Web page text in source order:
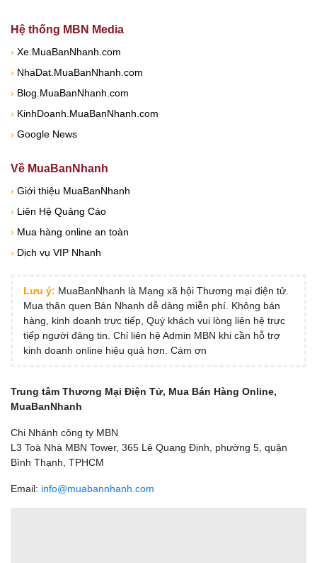
Hệ thống MBN Media
› Xe.MuaBanNhanh.com
› NhaDat.MuaBanNhanh.com
› Blog.MuaBanNhanh.com
› KinhDoanh.MuaBanNhanh.com
› Google News
Về MuaBanNhanh
› Giới thiệu MuaBanNhanh
› Liên Hệ Quảng Cáo
› Mua hàng online an toàn
› Dịch vụ VIP Nhanh
Lưu ý: MuaBanNhanh là Mạng xã hội Thương mại điện tử.
Mua thân quen Bán Nhanh dễ dàng miễn phí. Không bán
hàng, kinh doanh trực tiếp, Quý khách vui lòng liên hệ trực
tiếp người đăng tin. Chỉ liên hệ Admin MBN khi cần hỗ trợ
kinh doanh online hiệu quả hơn. Cám ơn
Trung tâm Thương Mại Điện Tử, Mua Bán Hàng Online,
MuaBanNhanh
Chi Nhánh công ty MBN
L3 Toà Nhà MBN Tower, 365 Lê Quang Định, phường 5, quận
Bình Thạnh, TPHCM
Email: info@muabannhanh.com